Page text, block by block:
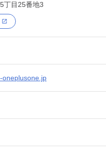
丁目25番地3
oneplusone.jp